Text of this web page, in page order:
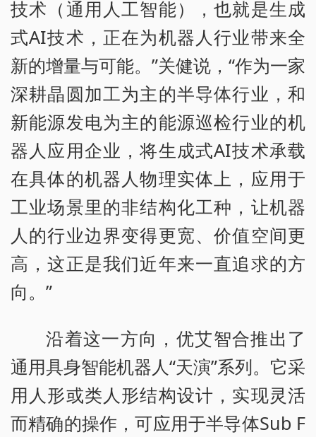
技术（通用人工智能），也就是生成
式AI技术，正在为机器人行业带来全
新的增量与可能。”关健说，“作为一家
深耕晶圆加工为主的半导体行业，和
新能源发电为主的能源巡检行业的机
器人应用企业，将生成式AI技术承载
在具体的机器人物理实体上，应用于
工业场景里的非结构化工种，让机器
人的行业边界变得更宽、价值空间更
高，这正是我们近年来一直追求的方
向。”
沿着这一方向，优艾智合推出了
通用具身智能机器人“天演”系列。它采
用人形或类人形结构设计，实现灵活
而精确的操作，可应用于半导体Sub F